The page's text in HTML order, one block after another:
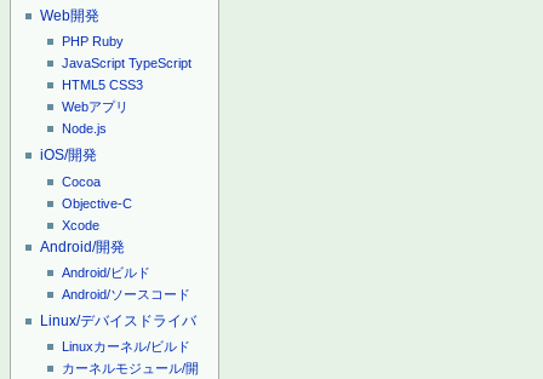
Web開発
PHP Ruby
JavaScript TypeScript
HTML5 CSS3
Webアプリ
Node.js
iOS/開発
Cocoa
Objective-C
Xcode
Android/開発
Android/ビルド
Android/ソースコード
Linux/デバイスドライバ
Linuxカーネル/ビルド
カーネルモジュール/開